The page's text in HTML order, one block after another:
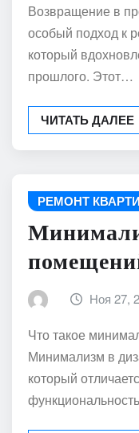
Возвращение в
особый подход к
который
прошлого. Этот…
ЧИТАТЬ ДАЛЕЕ
РЕМОНТ
Ноя 27,
Что такое
Минимализм в
который